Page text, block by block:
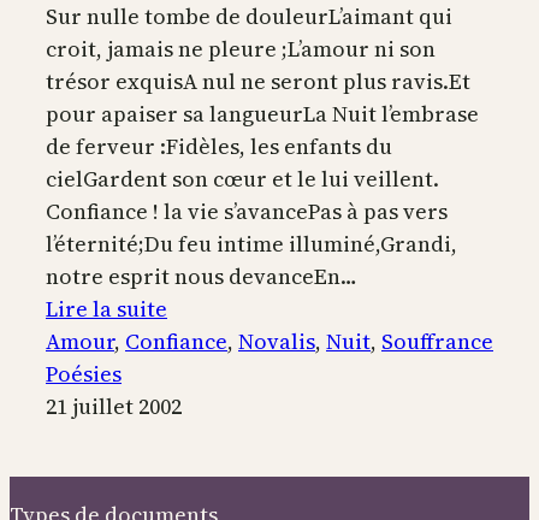
Sur nulle tombe de douleurL’aimant qui
croit, jamais ne pleure ;L’amour ni son
trésor exquisA nul ne seront plus ravis.Et
pour apaiser sa langueurLa Nuit l’embrase
de ferveur :Fidèles, les enfants du
cielGardent son cœur et le lui veillent.
Confiance ! la vie s’avancePas à pas vers
l’éternité;Du feu intime illuminé,Grandi,
notre esprit nous devanceEn…
Lire la suite
Sur
tombe
douleur
Amour, Confiance, Novalis, Nuit, Souffrance
Poésies
21 juillet 2002